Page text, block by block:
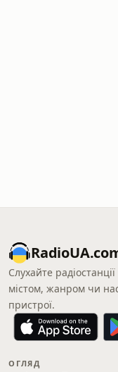
Слухайте
містом, жанром чи
пристрої.
ОГЛЯД